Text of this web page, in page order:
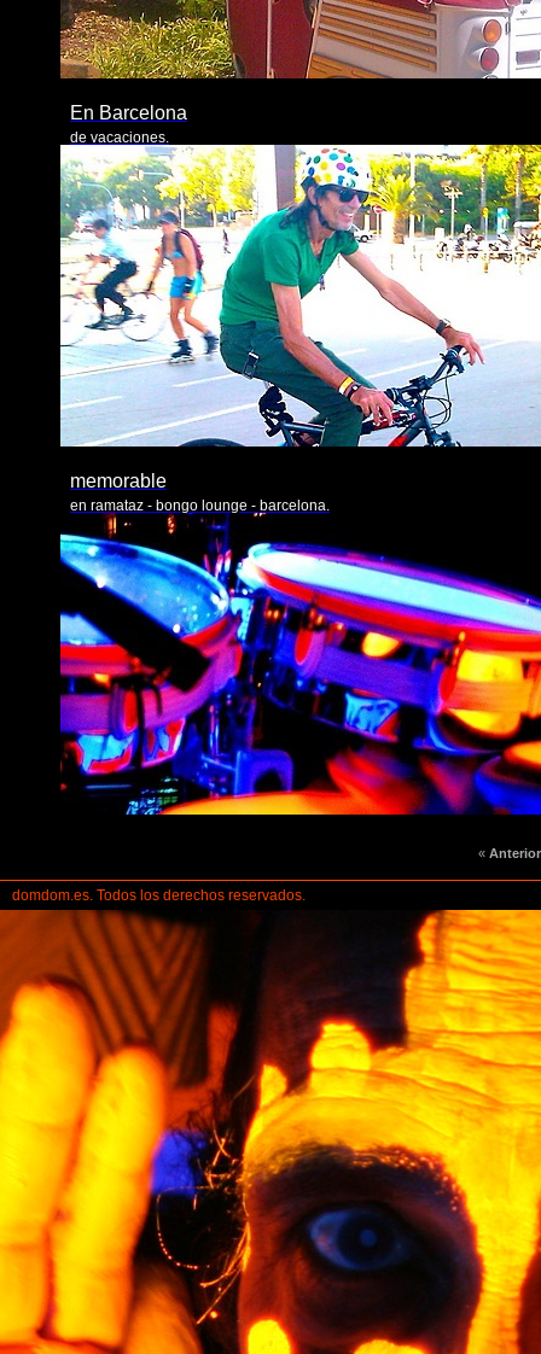
En Barcelona
de vacaciones.
memorable
en ramataz - bongo lounge - barcelona.
« Anterior
domdom.es. Todos los derechos reservados.